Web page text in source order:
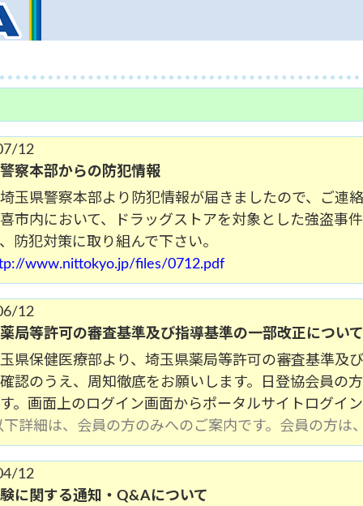
12
察本部からの防犯情報
玉県警察本部より防犯情報が届きましたので、ご連
市内において、ドラッグストアを対象とした強盗事
防犯対策に取り組んで下さい。
www.nittokyo.jp/files/0712.pdf
12
局等許可の審査基準及び指導基準の一部改正について
県保健医療部より、埼玉県薬局等許可の審査基準及
認のうえ、周知徹底をお願いします。日登協会員の
。画面上のログイン画面からポータルサイトログイン
下詳細は、会員の方のみへのご案内です。会員の方は、
12
に関する通知・Q&Aについて